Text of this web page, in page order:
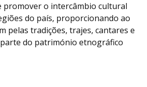
promover o intercâmbio cultural
do país, proporcionando ao
pelas tradições, trajes, cantares e
do património etnográfico